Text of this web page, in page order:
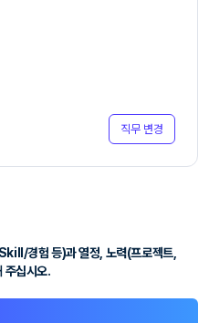
직무 변경
경험 등)과 열정, 노력(프로젝트,
주십시오.